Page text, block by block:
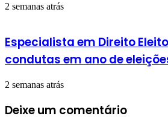
2 semanas atrás
Especialista em Direito
condutas em ano de
2 semanas atrás
Deixe um comentário